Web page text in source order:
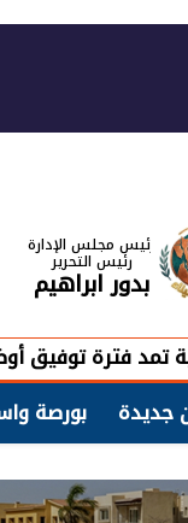
رئيس مجلس الإدارة
رئيس التحرير
بدور ابراهيم
أوضاع صناديق
جديدة بورصة